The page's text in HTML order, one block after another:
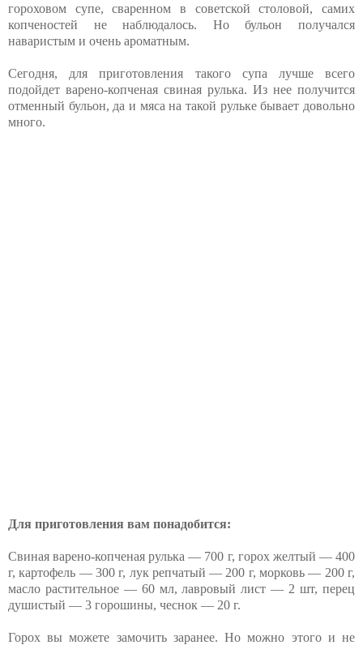
гороховом супе, сваренном в советской столовой, самих
копченостей не наблюдалось. Но бульон получался
наваристым и очень ароматным.
Сегодня, для приготовления такого супа лучше всего
подойдет варено-копченая свиная рулька. Из нее получится
отменный бульон, да и мяса на такой рульке бывает довольно
много.
Для приготовления вам понадобится:
Свиная варено-копченая рулька — 700 г, горох желтый — 400
г, картофель — 300 г, лук репчатый — 200 г, морковь — 200 г,
масло растительное — 60 мл, лавровый лист — 2 шт, перец
душистый — 3 горошины, чеснок — 20 г.
Горох вы можете замочить заранее. Но можно этого и не